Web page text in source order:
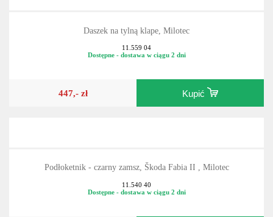
Daszek na tylną klape, Milotec
11.559 04
Dostępne - dostawa w ciągu 2 dni
447,- zł Kupić
Podłoketnik - czarny zamsz, Škoda Fabia II , Milotec
11.540 40
Dostępne - dostawa w ciągu 2 dni